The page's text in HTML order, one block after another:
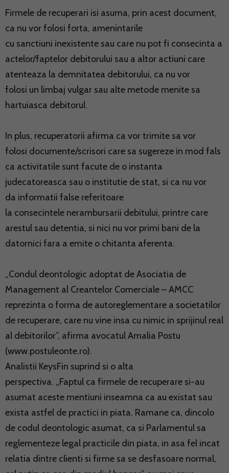
Firmele de recuperari isi asuma, prin acest document,
ca nu vor folosi forta, amenintarile
cu sanctiuni inexistente sau care nu pot fi consecinta a
actelor/faptelor debitorului sau a altor actiuni care
atenteaza la demnitatea debitorului, ca nu vor
folosi un limbaj vulgar sau alte metode menite sa
hartuiasca debitorul.
In plus, recuperatorii afirma ca vor trimite sa vor
folosi documente/scrisori care sa sugereze in mod fals
ca activitatile sunt facute de o instanta
judecatoreasca sau o institutie de stat, si ca nu vor
da informatii false referitoare
la consecintele nerambursarii debitului, printre care
arestul sau detentia, si nici nu vor primi bani de la
datornici fara a emite o chitanta aferenta.
„Condul deontologic adoptat de Asociatia de
Management al Creantelor Comerciale – AMCC
reprezinta o forma de autoreglementare a societatilor
de recuperare, care nu vine insa cu nimic in sprijinul real
al debitorilor”, afirma avocatul Amalia Postu
(www.postuleonte.ro).
Analistii KeysFin suprind si o alta
perspectiva. „Faptul ca firmele de recuperare si-au
asumat aceste mentiuni inseamna ca au existat sau
exista astfel de practici in piata. Ramane ca, dincolo
de codul deontologic asumat, ca si Parlamentul sa
reglementeze legal practicile din piata, in asa fel incat
relatia dintre clienti si firme sa se desfasoare normal,